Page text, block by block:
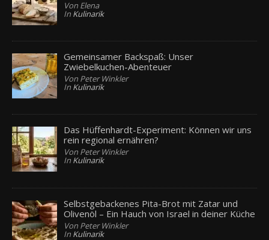
Von Elena
In Kulinarik
Gemeinsamer Backspaß: Unser
Zwiebelkuchen-Abenteuer
Von Peter Winkler
In Kulinarik
Das Hüffenhardt-Experiment: Können wir uns
rein regional ernähren?
Von Peter Winkler
In Kulinarik
Selbstgebackenes Pita-Brot mit Zatar und
Olivenöl – Ein Hauch von Israel in deiner Küche
Von Peter Winkler
In Kulinarik